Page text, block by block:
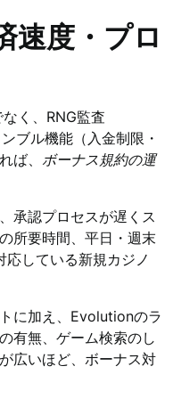
速度・プロ
く、RNG監査
ブル機能（入金制限・
ば、 ボーナス規約の運
承認プロセスが遅くス
所要時間、平日・週末
している新規カジノ
に加え、Evolutionのラ
の有無、ゲーム検索のし
広いほど、ボーナス対